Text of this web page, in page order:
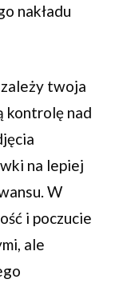
nakładu
twoja
kontrolę nad
na lepiej
W
i poczucie
ale